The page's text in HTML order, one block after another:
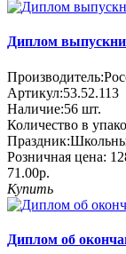
Диплом
Производитель:
Артикул:53.52.113
Наличие:56 шт.
Количество в
Праздник:
Розничная цена:
71.00р.
Купить
Диплом об